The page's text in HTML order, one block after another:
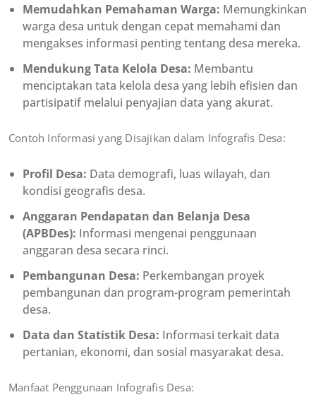
Memudahkan Pemahaman Warga: Memungkinkan
warga desa untuk dengan cepat memahami dan
mengakses informasi penting tentang desa mereka.
Mendukung Tata Kelola Desa: Membantu
menciptakan tata kelola desa yang lebih efisien dan
partisipatif melalui penyajian data yang akurat.
Contoh Informasi yang Disajikan dalam Infografis Desa:
Profil Desa: Data demografi, luas wilayah, dan
kondisi geografis desa.
Anggaran Pendapatan dan Belanja Desa
(APBDes): Informasi mengenai penggunaan
anggaran desa secara rinci.
Pembangunan Desa: Perkembangan proyek
pembangunan dan program-program pemerintah
desa.
Data dan Statistik Desa: Informasi terkait data
pertanian, ekonomi, dan sosial masyarakat desa.
Manfaat Penggunaan Infografis Desa: